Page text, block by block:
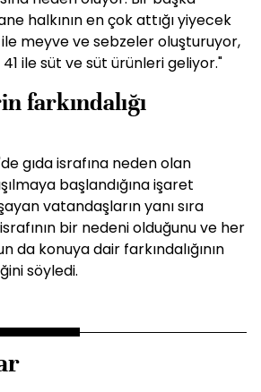
halkının en çok attığı yiyecek
meyve ve sebzeler oluşturuyor,
ile süt ve süt ürünleri geliyor."
farkındalığı
gıda israfına neden olan
başlandığına işaret
vatandaşların yanı sıra
bir nedeni olduğunu ve her
da konuya dair farkındalığının
söyledi.